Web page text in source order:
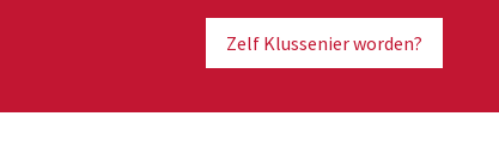
Zelf Klussenier worden?